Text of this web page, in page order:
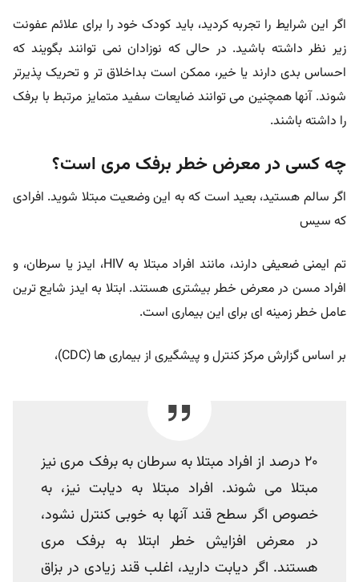
اگر این شرایط را تجربه کردید، باید کودک خود را برای علائم عفونت
زیر نظر داشته باشید. در حالی که نوزادان نمی توانند بگویند که
احساس بدی دارند یا خیر، ممکن است بداخلاق تر و تحریک پذیرتر
شوند. آنها همچنین می توانند ضایعات سفید متمایز مرتبط با برفک
را داشته باشند.
چه کسی در معرض خطر برفک مری است؟
اگر سالم هستید، بعید است که به این وضعیت مبتلا شوید. افرادی
که سیس
تم ایمنی ضعیفی دارند، مانند افراد مبتلا به HIV، ایدز یا سرطان، و
افراد مسن در معرض خطر بیشتری هستند. ابتلا به ایدز شایع ترین
عامل خطر زمینه ای برای این بیماری است.
بر اساس گزارش مرکز کنترل و پیشگیری از بیماری ها (CDC)،
20 درصد از افراد مبتلا به سرطان به برفک مری نیز
مبتلا می شوند. افراد مبتلا به دیابت نیز، به
خصوص اگر سطح قند آنها به خوبی کنترل نشود،
در معرض افزایش خطر ابتلا به برفک مری
هستند. اگر دیابت دارید، اغلب قند زیادی در بزاق